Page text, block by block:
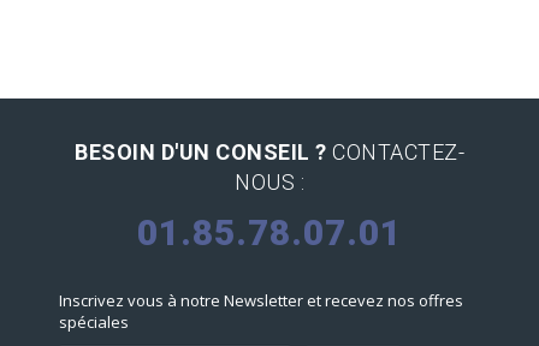
BESOIN D'UN CONSEIL ? CONTACTEZ-
NOUS :
01.85.78.07.01
Inscrivez vous à notre Newsletter et recevez nos offres
spéciales